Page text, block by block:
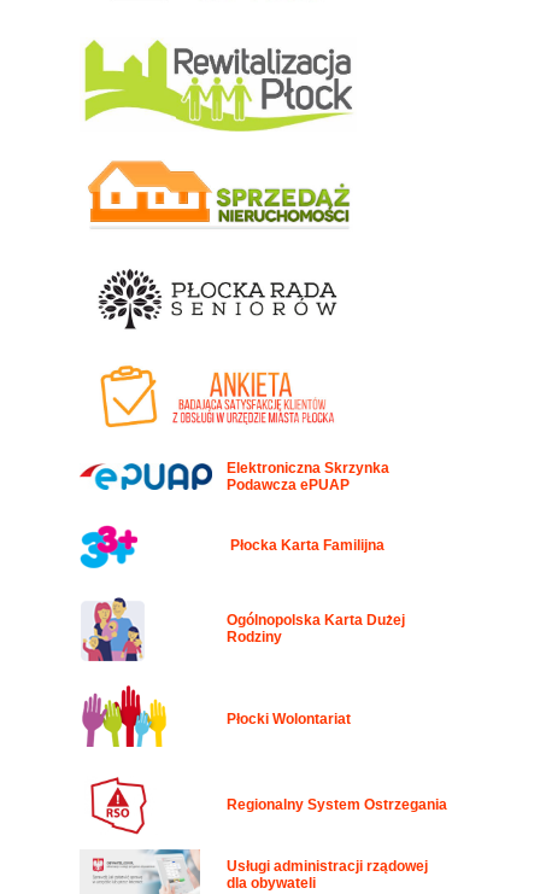
Elektroniczna Skrzynka
Podawcza ePUAP
Płocka Karta Familijna
Ogólnopolska Karta Dużej
Rodziny
Płocki Wolontariat
Regionalny System Ostrzegania
Usługi administracji rządowej
dla obywateli